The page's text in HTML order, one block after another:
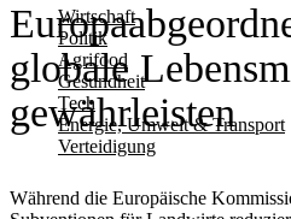
Wirtschaft
Politik
Agrifood
Gesundheit
Tech
Energie, Umwelt & Transport
Verteidigung
globale
gewährleisten
Während die Europäische